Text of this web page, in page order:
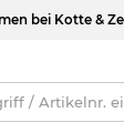
bei Kotte &